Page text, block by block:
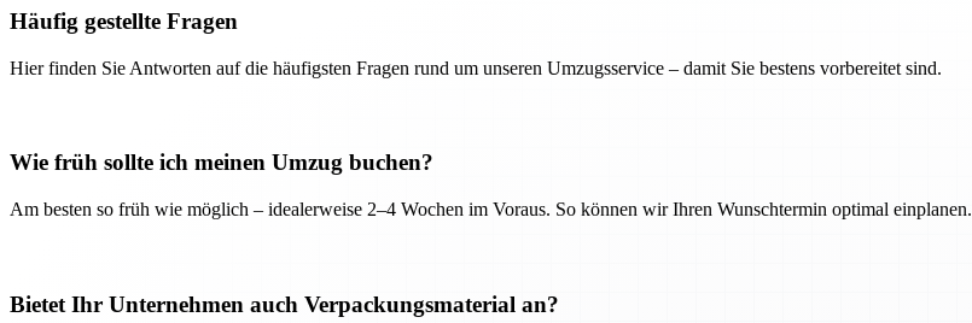
Häufig gestellte Fragen
Hier finden Sie Antworten auf die häufigsten Fragen rund um unseren Umzugsservice – damit Sie bestens vorbereitet sind.
Wie früh sollte ich meinen Umzug buchen?
Am besten so früh wie möglich – idealerweise 2–4 Wochen im Voraus. So können wir Ihren Wunschtermin optimal einplanen.
Bietet Ihr Unternehmen auch Verpackungsmaterial an?